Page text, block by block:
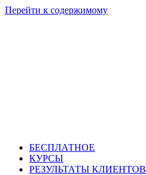
Перейти к содержимому
БЕСПЛАТНОЕ
КУРСЫ
РЕЗУЛЬТАТЫ КЛИЕНТОВ